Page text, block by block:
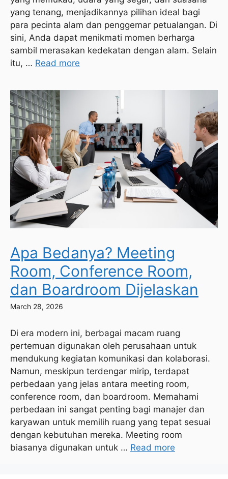
yang tenang, menjadikannya pilihan ideal bagi
para pecinta alam dan penggemar petualangan. Di
sini, Anda dapat menikmati momen berharga
sambil merasakan kedekatan dengan alam. Selain
itu, … Read more
Apa Bedanya? Meeting
Room, Conference Room,
dan Boardroom Dijelaskan
March 28, 2026
Di era modern ini, berbagai macam ruang
pertemuan digunakan oleh perusahaan untuk
mendukung kegiatan komunikasi dan kolaborasi.
Namun, meskipun terdengar mirip, terdapat
perbedaan yang jelas antara meeting room,
conference room, dan boardroom. Memahami
perbedaan ini sangat penting bagi manajer dan
karyawan untuk memilih ruang yang tepat sesuai
dengan kebutuhan mereka. Meeting room
biasanya digunakan untuk … Read more